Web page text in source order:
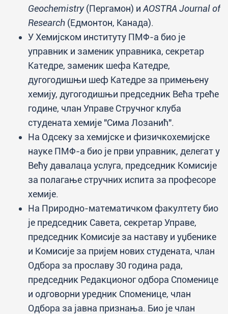
Geochemistry(Пергамон) и AOSTRA Journal of
Research (Едмонтон, Канада).
У Хемијском институту ПМФ-а био је
управник и заменик управника, секретар
Катедре, заменик шефа Катедре,
дугогодишњи шеф Катедре за примењену
хемију, дугогодишњи председник Већа треће
године, члан Управе Стручног клуба
студената хемије "Сима Лозанић".
На Одсеку за хемијске и физичкохемијске
науке ПМФ-а био је први управник, делегат у
Већу давалаца услуга, председник Комисије
за полагање стручних испита за професоре
хемије.
На Природно-математичком факултету био
је председник Савета, секретар Управе,
председник Комисије за наставу и уџбенике
и Комисије за пријем нових студената, члан
Одбора за прославу 30 година рада,
председник Редакционог одбора Споменице
и одговорни уредник Споменице, члан
Одбора за јавна признања. Био је члан